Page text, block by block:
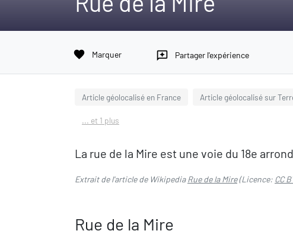
favorite Marquer reviews Partager l'expérience
Article géolocalisé en France Article géolocalisé sur
... et 1 plus
La rue de la Mire est une voie du 18e
Extrait de l'article de WikipediaRue de la Mire(Licence: CC
Rue de la Mire